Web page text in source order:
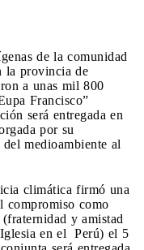
de la comunidad
la provincia de
a unas mil 800
Francisco”
será entregada en
por su
medioambiente al
climática firmó una
compromiso como
y amistad
en el Perú) el 5